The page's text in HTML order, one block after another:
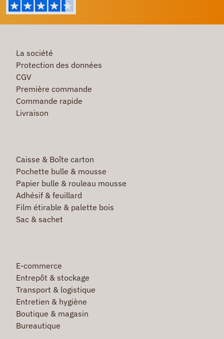
La société
Protection des données
CGV
Première commande
Commande rapide
Livraison
Caisse & Boîte carton
Pochette bulle & mousse
Papier bulle & rouleau mousse
Adhésif & feuillard
Film étirable & palette bois
Sac & sachet
E-commerce
Entrepôt & stockage
Transport & logistique
Entretien & hygiène
Boutique & magasin
Bureautique